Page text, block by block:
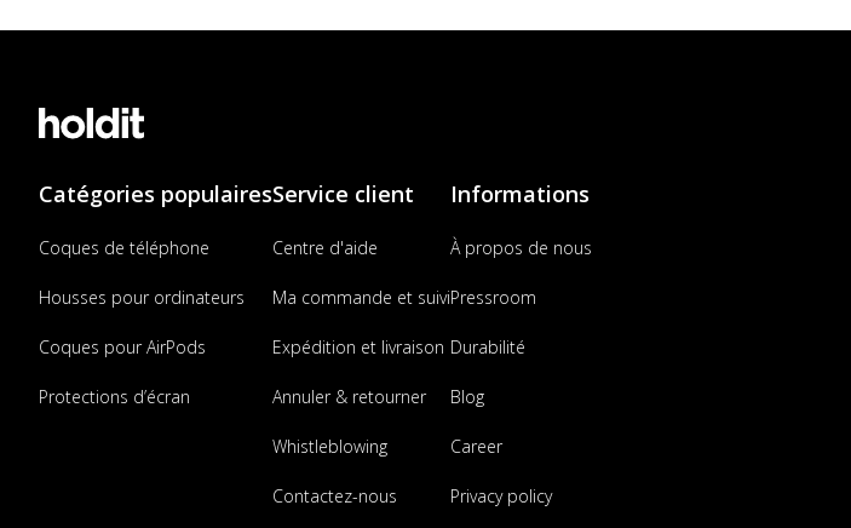
Catégories populaires
Coques de téléphone
Housses pour ordinateurs
Coques pour AirPods
Protections d’écran
Service client
Centre d'aide
Ma commande et suivi
Expédition et livraison
Annuler & retourner
Whistleblowing
Contactez-nous
Informations
À propos de nous
Pressroom
Durabilité
Blog
Career
Privacy policy